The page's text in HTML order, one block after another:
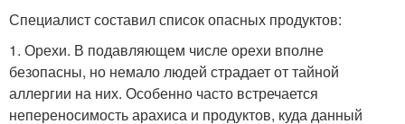
Специалист составил список опасных продуктов:
1. Орехи. В подавляющем числе орехи вполне
безопасны, но немало людей страдает от тайной
аллергии на них. Особенно часто встречается
непереносимость арахиса и продуктов, куда данный